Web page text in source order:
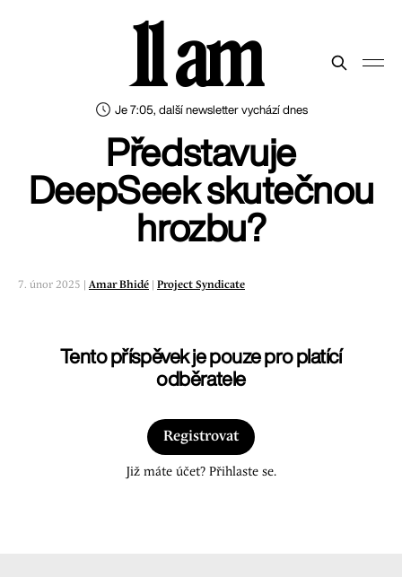
Je 7:05, další newsletter vychází dnes
11 am
Představuje
DeepSeek skutečnou
hrozbu?
7. únor 2025 |Amar Bhidé Project Syndicate
Tento příspěvek je pouze pro platící
odběratele
Registrovat
Již máte účet? Přihlaste se.